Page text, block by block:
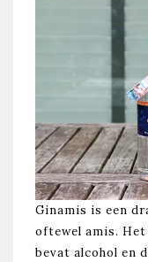
Ginamis is een
oftewel amis.
bevat alcohol en